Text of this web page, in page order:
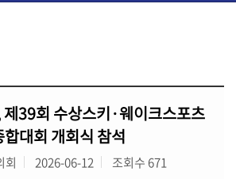
39회 수상스키·웨이크스포츠
합대회 개회식 참석
회 2026-06-12 조회수 671